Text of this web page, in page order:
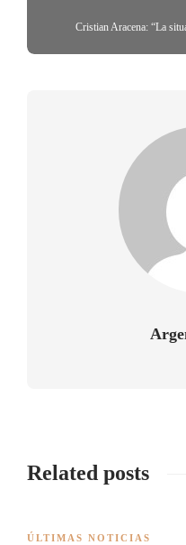
Cristian Aracena: “La
Related posts
ÚLTIMAS NOTICIAS